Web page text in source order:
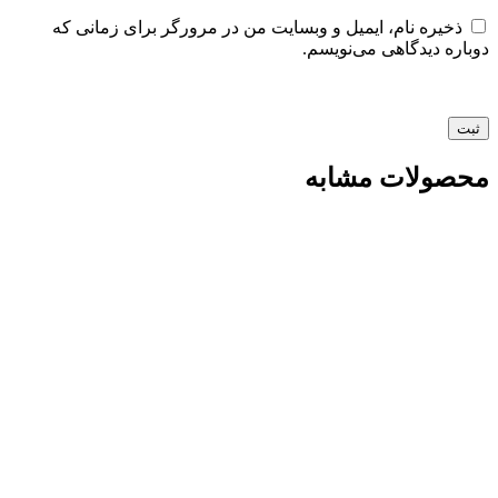
ذخیره نام، ایمیل و وبسایت من در مرورگر برای زمانی که
دوباره دیدگاهی می‌نویسم.
محصولات مشابه